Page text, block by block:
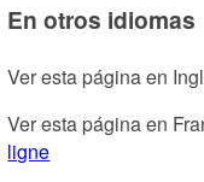
En otros idiomas
Ver esta página en
Ver esta página en
ligne